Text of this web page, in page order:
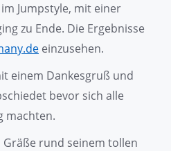
Jumpstyle, mit einer
zu Ende. Die Ergebnisse
einzusehen.
einem Dankesgruß und
bevor sich alle
machten.
rund seinem tollen